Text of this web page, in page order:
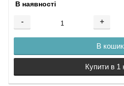
В наявності
- +
В кошик
Купити в 1